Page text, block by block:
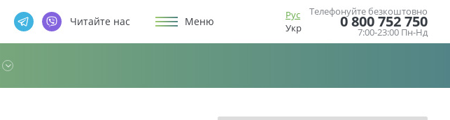
Читайте нас Меню
Рус
Укр
Телефонуйте безкоштовно
0 800 752 750
7:00-23:00 Пн-Нд